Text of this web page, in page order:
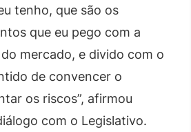
tenho, que são os
que eu pego com a
mercado, e divido com o
de convencer o
os riscos”, afirmou
com o Legislativo.